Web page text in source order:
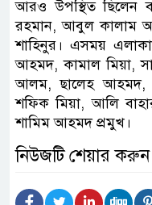
আরও উপস্থিত ছিলেন
রহমান, আবুল কালাম
শাহিনুর। এসময়
আহমদ, কামাল মিয়া,
আলম, ছালেহ আহমদ,
শফিক মিয়া, আলি
শামিম আহমদ প্রমুখ।
নিউজটি শেয়ার করুন